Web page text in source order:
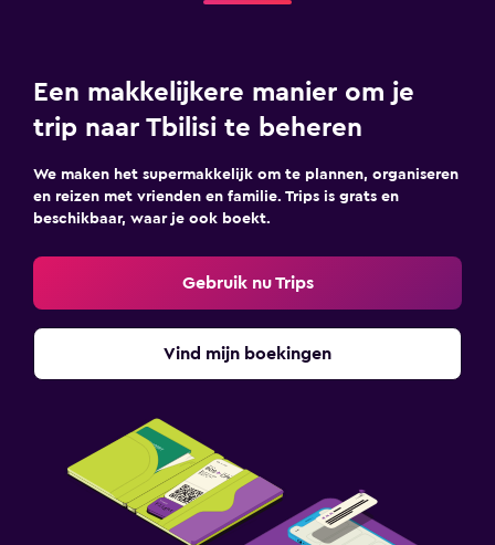
Een makkelijkere manier om je
trip naar Tbilisi te beheren
We maken het supermakkelijk om te plannen, organiseren
en reizen met vrienden en familie. Trips is grats en
beschikbaar, waar je ook boekt.
Gebruik nu Trips
Vind mijn boekingen